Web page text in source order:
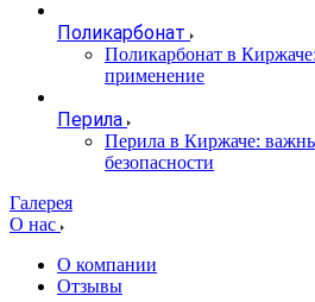
Поликарбонат
Поликарбонат в
применение
Перила
Перила в Киржаче:
безопасности
Галерея
О нас
О компании
Отзывы